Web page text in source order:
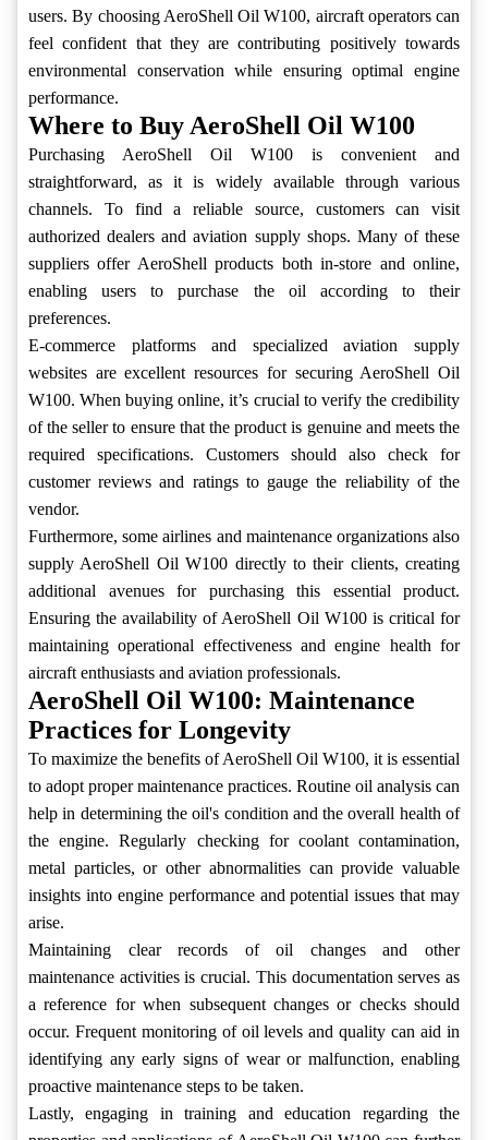
users. By choosing AeroShell Oil W100, aircraft operators can
feel confident that they are contributing positively towards
environmental conservation while ensuring optimal engine
performance.
Where to Buy AeroShell Oil W100
Purchasing AeroShell Oil W100 is convenient and
straightforward, as it is widely available through various
channels. To find a reliable source, customers can visit
authorized dealers and aviation supply shops. Many of these
suppliers offer AeroShell products both in-store and online,
enabling users to purchase the oil according to their
preferences.
E-commerce platforms and specialized aviation supply
websites are excellent resources for securing AeroShell Oil
W100. When buying online, it’s crucial to verify the credibility
of the seller to ensure that the product is genuine and meets the
required specifications. Customers should also check for
customer reviews and ratings to gauge the reliability of the
vendor.
Furthermore, some airlines and maintenance organizations also
supply AeroShell Oil W100 directly to their clients, creating
additional avenues for purchasing this essential product.
Ensuring the availability of AeroShell Oil W100 is critical for
maintaining operational effectiveness and engine health for
aircraft enthusiasts and aviation professionals.
AeroShell Oil W100: Maintenance
Practices for Longevity
To maximize the benefits of AeroShell Oil W100, it is essential
to adopt proper maintenance practices. Routine oil analysis can
help in determining the oil's condition and the overall health of
the engine. Regularly checking for coolant contamination,
metal particles, or other abnormalities can provide valuable
insights into engine performance and potential issues that may
arise.
Maintaining clear records of oil changes and other
maintenance activities is crucial. This documentation serves as
a reference for when subsequent changes or checks should
occur. Frequent monitoring of oil levels and quality can aid in
identifying any early signs of wear or malfunction, enabling
proactive maintenance steps to be taken.
Lastly, engaging in training and education regarding the